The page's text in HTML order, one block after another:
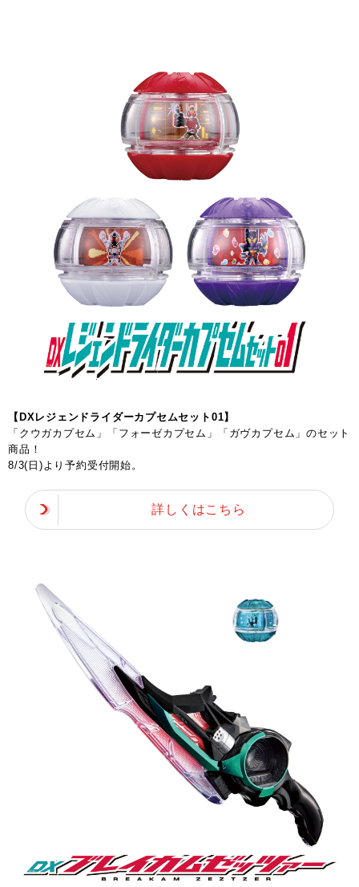
【DXレジェンドライダーカプセムセット01】
「クウガカプセム」「フォーゼカプセム」「ガヴカプセム」のセット
商品！
8/3(日)より予約受付開始。
詳しくはこちら